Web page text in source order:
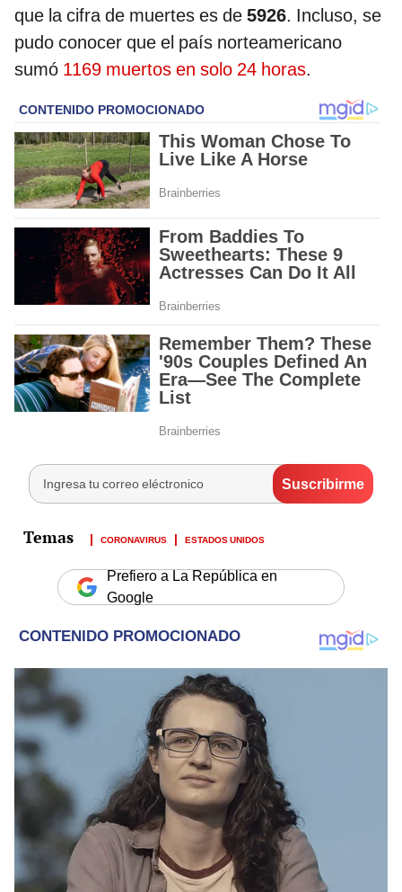
que la cifra de muertes es de 5926. Incluso, se
pudo conocer que el país norteamericano
sumó 1169 muertos en solo 24 horas.
CORONAVIRUS ESTADOS UNIDOS
Prefiero a La República en
Google